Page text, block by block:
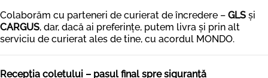
Colaborăm cu parteneri de curierat de încredere – GLS și
CARGUS, dar, dacă ai preferințe, putem livra și prin alt
serviciu de curierat ales de tine, cu acordul MONDO.
Recepția coletului – pasul final spre siguranță